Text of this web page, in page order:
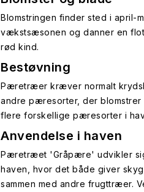
Blomstringen finder sted i april-
vækstsæsonen og danner en
rød kind.
Bestøvning
Pæretræer kræver normalt
andre pæresorter, der
flere forskellige pæresorter i
Anvendelse i haven
Pæretræet 'Gråpære' udvikler
haven, hvor det både giver
sammen med andre frugttræer.